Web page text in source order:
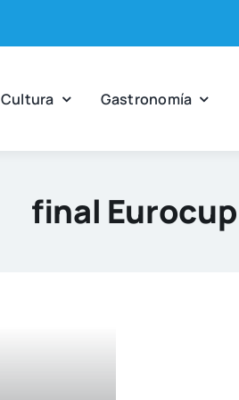
Cul­tu­ra Gas­tro­no­mía
final Eurocup